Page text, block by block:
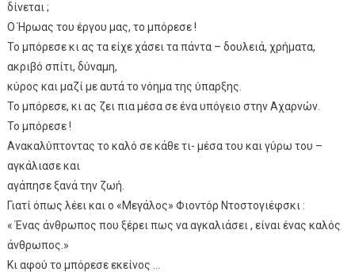
δίνεται ;
Ο Ήρωας του έργου μας, το μπόρεσε !
Το μπόρεσε κι ας τα είχε χάσει τα πάντα – δουλειά, χρήματα,
ακριβό σπίτι, δύναμη,
κύρος και μαζί με αυτά το νόημα της ύπαρξης.
Το μπόρεσε, κι ας ζει πια μέσα σε ένα υπόγειο στην Αχαρνών.
Το μπόρεσε !
Ανακαλύπτοντας το καλό σε κάθε τι- μέσα του και γύρω του –
αγκάλιασε και
αγάπησε ξανά την ζωή.
Γιατί όπως λέει και ο «Μεγάλος» Φιοντόρ Ντοστογιέφσκι :
« Ένας άνθρωπος που ξέρει πως να αγκαλιάσει , είναι ένας καλός
άνθρωπος.»
Κι αφού το μπόρεσε εκείνος …